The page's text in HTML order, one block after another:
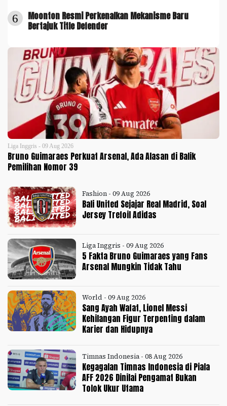
6
Moonton Resmi Perkenalkan Mekanisme Baru
Bertajuk Title Defender
Liga Inggris - 09 Aug 2026
Bruno Guimaraes Perkuat Arsenal, Ada Alasan di Balik
Pemilihan Nomor 39
Fashion - 09 Aug 2026
Bali United Sejajar Real Madrid, Soal
Jersey Trefoil Adidas
Liga Inggris - 09 Aug 2026
5 Fakta Bruno Guimaraes yang Fans
Arsenal Mungkin Tidak Tahu
World - 09 Aug 2026
Sang Ayah Wafat, Lionel Messi
Kehilangan Figur Terpenting dalam
Karier dan Hidupnya
Timnas Indonesia - 08 Aug 2026
Kegagalan Timnas Indonesia di Piala
AFF 2026 Dinilai Pengamat Bukan
Tolok Ukur Utama